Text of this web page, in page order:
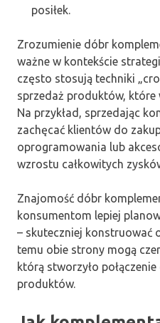
posiłek.
Zrozumienie dóbr
ważne w kontekście
często stosują techniki
sprzedaż produktów, które
Na przykład, sprzedając
zachęcać klientów do
oprogramowania lub
wzrostu całkowitych
Znajomość dóbr
konsumentom lepiej
– skuteczniej konstruować
temu obie strony mogą
którą stworzyło
produktów.